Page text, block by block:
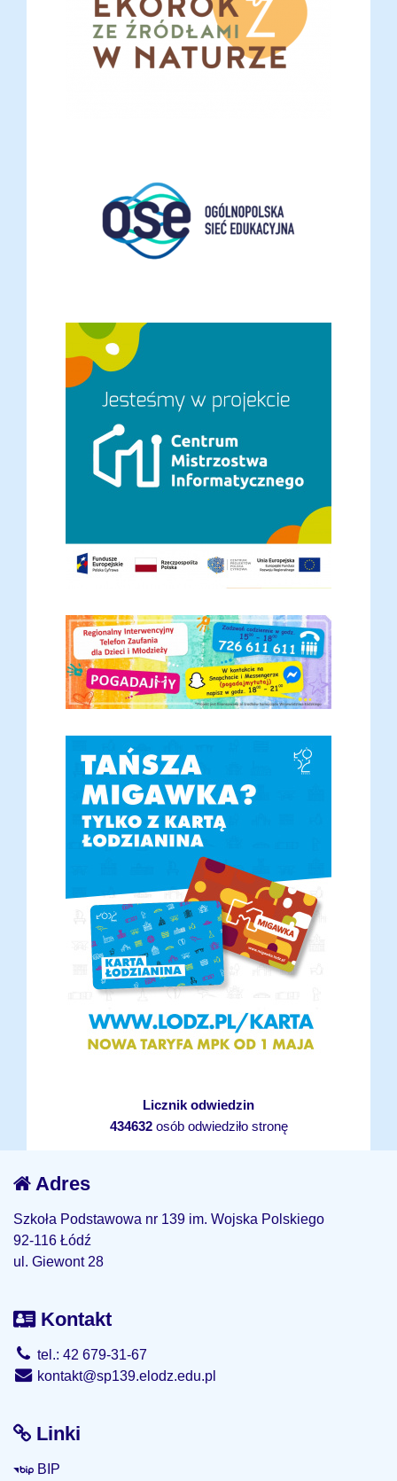
Licznik odwiedzin
434632osób odwiedziło stronę
Adres
Szkoła Podstawowa nr 139 im. Wojska Polskiego
92-116 Łódź
ul. Giewont 28
Kontakt
tel.: 42 679-31-67
kontakt@sp139.elodz.edu.pl
Linki
BIP